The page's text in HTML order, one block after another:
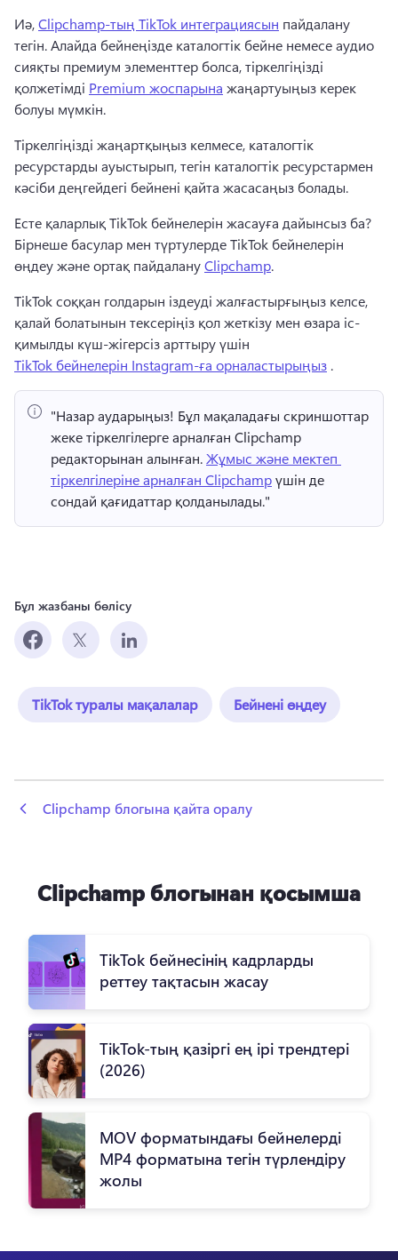
Иә, Clipchamp-тың TikTok интеграциясын пайдалану
тегін. Алайда бейнеңізде каталогтік бейне немесе аудио
сияқты премиум элементтер болса, тіркелгіңізді
қолжетімді Premium жоспарына жаңартуыңыз керек
болуы мүмкін.
Тіркелгіңізді жаңартқыңыз келмесе, каталогтік
ресурстарды ауыстырып, тегін каталогтік ресурстармен
кәсіби деңгейдегі бейнені қайта жасасаңыз болады.
Бірнеше басулар мен түртулерде TikTok бейнелерін
өңдеу және ортақ пайдалану Clipchamp.
TikTok соққан голдарын іздеуді жалғастырғыңыз келсе,
қалай болатынын тексеріңіз қол жеткізу мен өзара іс-
қимылды күш-жігерсіз арттыру үшін
TikTok бейнелерін Instagram-ға орналастырыңыз .
"Назар аударыңыз! Бұл мақаладағы скриншоттар
жеке тіркелгілерге арналған Clipchamp
редакторынан алынған. Жұмыс және мектеп
тіркелгілеріне арналған Clipchamp үшін де
сондай қағидаттар қолданылады."
Бұл жазбаны бөлісу
TikTok туралы мақалалар Бейнені өңдеу
Clipchamp блогына қайта оралу
Clipchamp блогынан қосымша
TikTok бейнесінің кадрларды
реттеу тақтасын жасау
TikTok-тың қазіргі ең ірі трендтері
(2026)
MOV форматындағы бейнелерді
MP4 форматына тегін түрлендіру
жолы